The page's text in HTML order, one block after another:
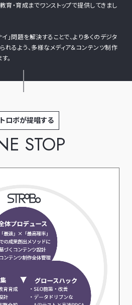
育・育成までワンストップで提供してきまし
」問題を解決することで、より多くのデジタ
るよう、多様なメディア＆コンテンツ制作
。
ロボが提唱する
STOP